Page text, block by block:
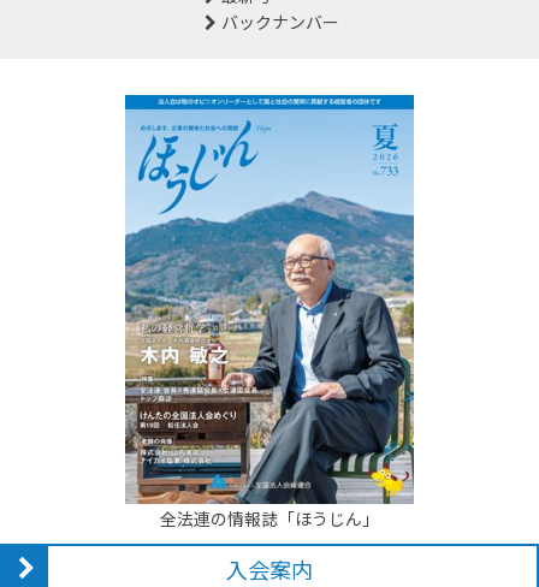
バックナンバー
全法連の情報誌「ほうじん」
入会案内